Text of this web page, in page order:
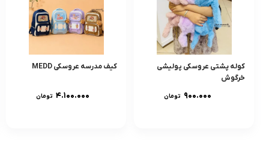
کوله پشتی عروسکی پولیشی
خرگوش
۹۰۰.۰۰۰ تومان
کیف مدرسه عروسکی MEDD
۴.۱۰۰.۰۰۰ تومان